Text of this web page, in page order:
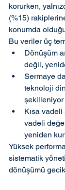
korurken,
(%15)
konumda
Bu veriler üç
Dönüşüm
değil,
Sermaye
teknoloji
şekilleniyor
Kısa
vadeli
yeniden
Yüksek
sistematik
dönüşümü